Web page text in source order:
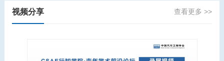
视频分享 查看更多 >>